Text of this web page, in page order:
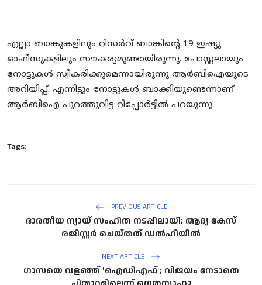
എല്ലാ ബാങ്കുകളിലും റിസര്‍വ് ബാങ്കിന്റെ 19 ഇഷ്യൂ
ഓഫീസുകളിലും സൗകര്യമുണ്ടായിരുന്നു. പോസ്റ്റലായും
നോട്ടുകള്‍ സ്വീകരിക്കുമെന്നായിരുന്നു ആര്‍ബിഐയുടെ
അറിയിപ്പ്. എന്നിട്ടും നോട്ടുകള്‍ ബാക്കിയുണ്ടെന്നാണ്
ആര്‍ബിഐ പുറത്തുവിട്ട റിപ്പോര്‍ട്ടില്‍ പറയുന്നു.
Tags:
PREVIOUS ARTICLE
ഭാരതീയ ന്യായ് സംഹിത നടപ്പിലായി; ആദ്യ കേസ്
രജിസ്റ്റര്‍ ചെയ്തത് ഡല്‍ഹിയില്‍
NEXT ARTICLE
ഗാസയെ വളഞ്ഞ് 'ഐഡിഎഫ് ; വിജയം നേടാതെ